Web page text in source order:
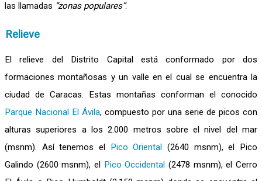
las llamadas “zonas populares”.
Relieve
El relieve del Distrito Capital está conformado por dos
formaciones montañosas y un valle en el cual se encuentra la
ciudad de Caracas. Estas montañas conforman el conocido
Parque Nacional El Ávila, compuesto por una serie de picos con
alturas superiores a los 2.000 metros sobre el nivel del mar
(msnm). Así tenemos el Pico Oriental(2640 msnm), el Pico
Galindo (2600 msnm), el Pico Occidental(2478 msnm), el Cerro